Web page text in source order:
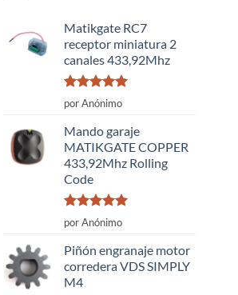
Matikgate RC7
receptor miniatura 2
canales 433,92Mhz
Valorado
con
por Anónimo
Mando garaje
MATIKGATE COPPER
433,92Mhz Rolling
Code
Valorado
con
por Anónimo
Piñón engranaje motor
corredera VDS SIMPLY
M4